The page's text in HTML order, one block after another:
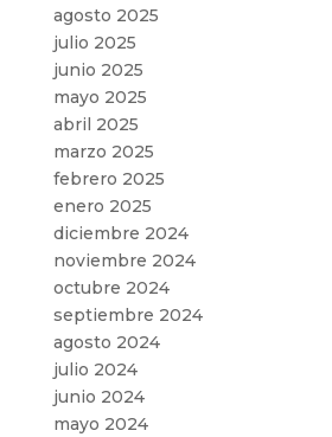
agosto 2025
julio 2025
junio 2025
mayo 2025
abril 2025
marzo 2025
febrero 2025
enero 2025
diciembre 2024
noviembre 2024
octubre 2024
septiembre 2024
agosto 2024
julio 2024
junio 2024
mayo 2024